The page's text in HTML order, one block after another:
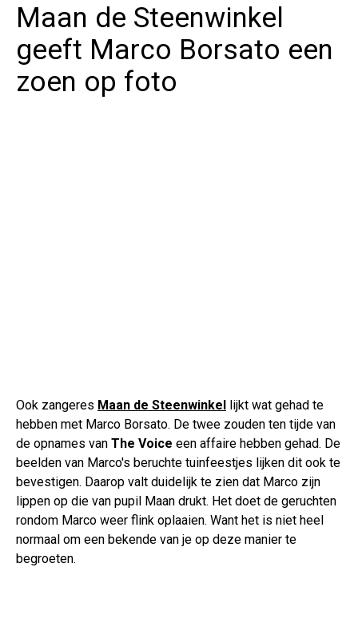
Maan de Steenwinkel
geeft Marco Borsato een
zoen op foto
Ook zangeres Maan de Steenwinkel lijkt wat gehad te
hebben met Marco Borsato. De twee zouden ten tijde van
de opnames van The Voice een affaire hebben gehad. De
beelden van Marco's beruchte tuinfeestjes lijken dit ook te
bevestigen. Daarop valt duidelijk te zien dat Marco zijn
lippen op die van pupil Maan drukt. Het doet de geruchten
rondom Marco weer flink oplaaien. Want het is niet heel
normaal om een bekende van je op deze manier te
begroeten.